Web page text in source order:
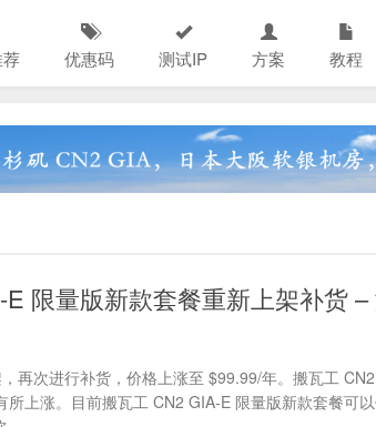
优惠码 测试IP 方案 教程
限量版新款套餐重新上架补货
再次进行补货，价格上涨至 $99.99/年。搬瓦工 CN2
上涨。目前搬瓦工 CN2 GIA-E 限量版新款套餐可